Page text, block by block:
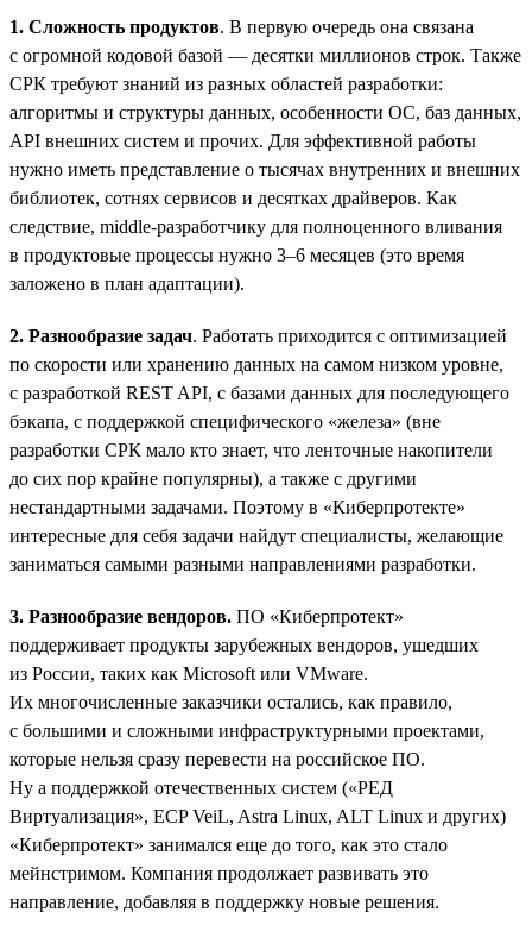
1. Сложность продуктов. В первую очередь она связана
с огромной кодовой базой — десятки миллионов строк. Также
СРК требуют знаний из разных областей разработки:
алгоритмы и структуры данных, особенности ОС, баз данных,
API внешних систем и прочих. Для эффективной работы
нужно иметь представление о тысячах внутренних и внешних
библиотек, сотнях сервисов и десятках драйверов. Как
следствие, middle-разработчику для полноценного вливания
в продуктовые процессы нужно 3–6 месяцев (это время
заложено в план адаптации).
2. Разнообразие задач. Работать приходится с оптимизацией
по скорости или хранению данных на самом низком уровне,
с разработкой REST API, с базами данных для последующего
бэкапа, с поддержкой специфического «железа» (вне
разработки СРК мало кто знает, что ленточные накопители
до сих пор крайне популярны), а также с другими
нестандартными задачами. Поэтому в «Киберпротекте»
интересные для себя задачи найдут специалисты, желающие
заниматься самыми разными направлениями разработки.
3. Разнообразие вендоров. ПО «Киберпротект»
поддерживает продукты зарубежных вендоров, ушедших
из России, таких как Microsoft или VMware.
Их многочисленные заказчики остались, как правило,
с большими и сложными инфраструктурными проектами,
которые нельзя сразу перевести на российское ПО.
Ну а поддержкой отечественных систем («РЕД
Виртуализация», ECP VeiL, Astra Linux, ALT Linux и других)
«Киберпротект» занимался еще до того, как это стало
мейнстримом. Компания продолжает развивать это
направление, добавляя в поддержку новые решения.